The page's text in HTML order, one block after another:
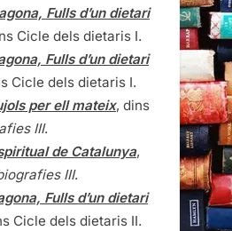
Fulls d’un dietari
Cicle dels dietaris I.
Fulls d’un dietari
Cicle dels dietaris I.
per ell mateix, dins
III.
de Catalunya,
III.
Fulls d’un dietari
Cicle dels dietaris II.